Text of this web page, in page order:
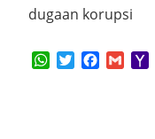
dugaan korupsi
WhatsApp
Twitter